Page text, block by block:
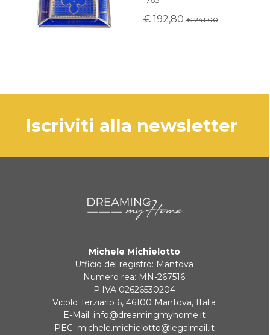
€ 192,80 € 241.00
iscriviti alla newsletter
Michele Michielotto
Ufficio del registro: Mantova
Numero rea: MN-267516
P.IVA 02626530204
Vicolo Terziario 6, 46100 Mantova, Italia
E-Mail: info@dreamingmyhome.it
PEC: michele.michielotto@legalmail.it